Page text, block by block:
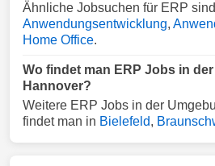
Ähnliche Jobsuchen für ERP
Anwendungsentwicklung,
Home Office.
Wo findet man ERP Jobs in
Hannover?
Weitere ERP Jobs in der
findet man in Bielefeld,